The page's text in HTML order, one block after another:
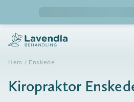
Hem / Enskede
Kiropraktor